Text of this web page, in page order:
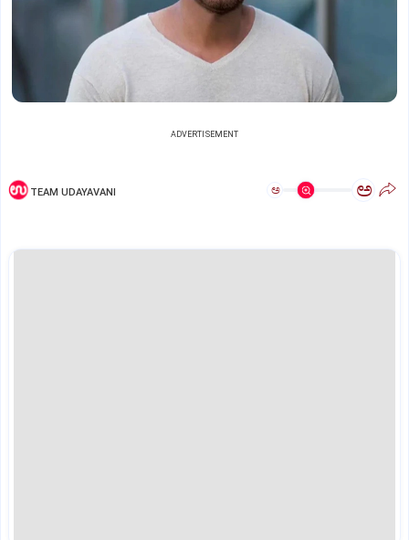
ADVERTISEMENT
TEAM UDAYAVANI ಅ ಅ